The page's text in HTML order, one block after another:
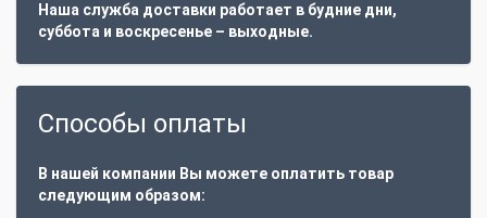
Наша служба доставки работает в будние дни,
суббота и воскресенье – выходные.
Способы оплаты
В нашей компании Вы можете оплатить товар
следующим образом: